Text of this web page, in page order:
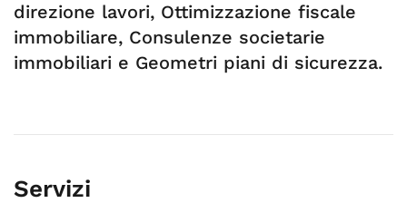
direzione lavori, Ottimizzazione fiscale
immobiliare, Consulenze societarie
immobiliari e Geometri piani di sicurezza.
Servizi